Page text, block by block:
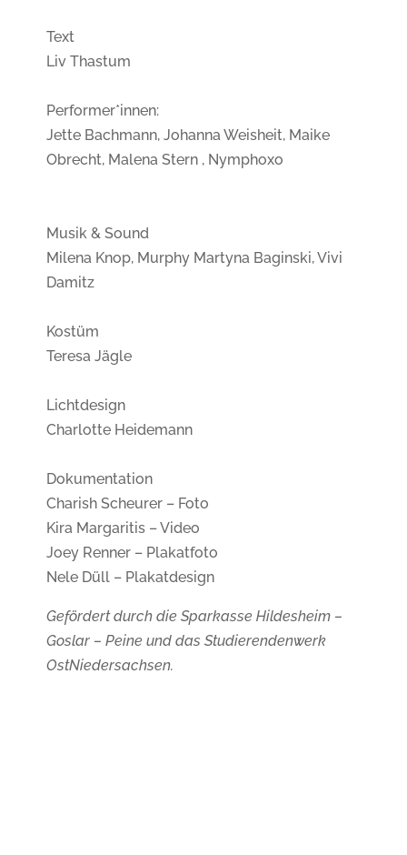
Text
Liv Thastum
Performer*innen:
Jette Bachmann, Johanna Weisheit, Maike
Obrecht, Malena Stern , Nymphoxo
Musik & Sound
Milena Knop, Murphy Martyna Baginski, Vivi
Damitz
Kostüm
Teresa Jägle
Lichtdesign
Charlotte Heidemann
Dokumentation
Charish Scheurer – Foto
Kira Margaritis – Video
Joey Renner – Plakatfoto
Nele Düll – Plakatdesign
Gefördert durch die Sparkasse Hildesheim –
Goslar – Peine und das Studierendenwerk
OstNiedersachsen.